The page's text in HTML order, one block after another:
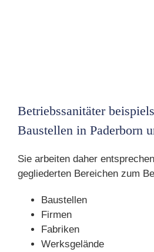
Betriebssanitäter
Baustellen in Paderborn
Sie arbeiten daher
gegliederten Bereichen zum
Baustellen
Firmen
Fabriken
Werksgelände